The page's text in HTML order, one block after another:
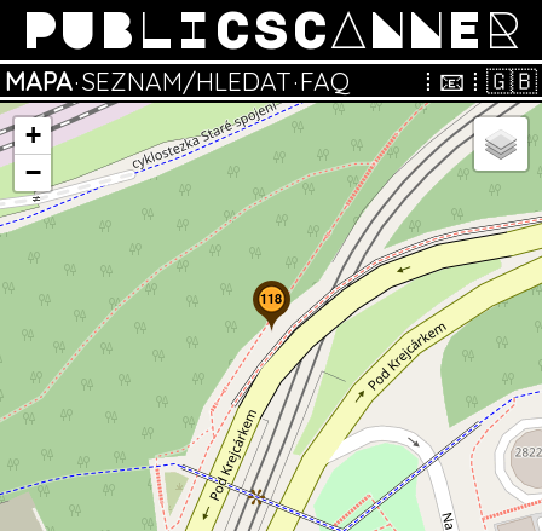
PUBLICSCANNER
MAPA·SEZNAM/HLEDAT·FAQ ⁞ 📧 ⁞ 🇬🇧
118
+
−